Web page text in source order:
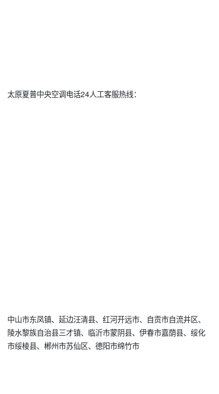
太原夏普中央空调电话24人工客服热线：
中山市东凤镇、延边汪清县、红河开远市、自贡市自流井区、
陵水黎族自治县三才镇、临沂市蒙阴县、伊春市嘉荫县、绥化
市绥棱县、郴州市苏仙区、德阳市绵竹市